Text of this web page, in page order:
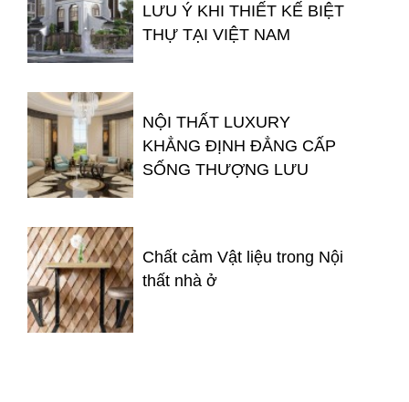
LƯU Ý KHI THIẾT KẾ BIỆT
THỰ TẠI VIỆT NAM
NỘI THẤT LUXURY
KHẲNG ĐỊNH ĐẲNG CẤP
SỐNG THƯỢNG LƯU
Chất cảm Vật liệu trong Nội
thất nhà ở